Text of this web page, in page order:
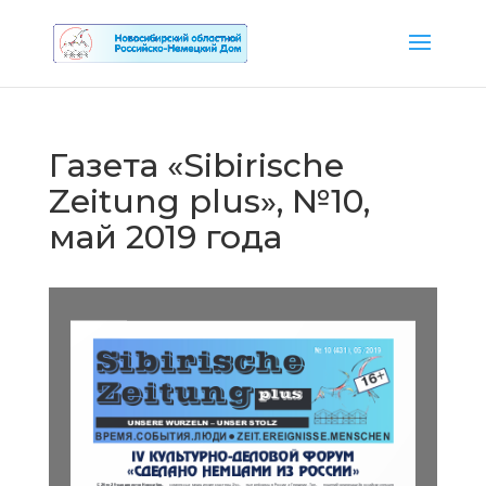
Газета «Sibirische
Zeitung plus», №10,
май 2019 года